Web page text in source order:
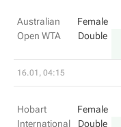
Australian
Open WTA
Female
Double
16.01, 04:15
Hobart
International
Female
Double